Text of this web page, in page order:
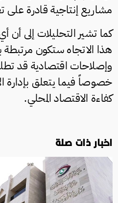
مشاريع إنتاجية قادرة على
كما تشير التحليلات إلى
هذا الاتجاه ستكون
وإصلاحات اقتصادية قد
خصوصاً فيما يتعلق بإدارة
كفاءة الاقتصاد المحلي.
اخبار ذات صلة